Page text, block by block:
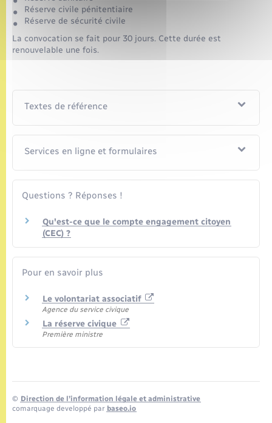
Réserve civile pénitentiaire
Réserve de sécurité civile
La convocation se fait pour 30 jours. Cette durée est
renouvelable une fois.
Textes de référence
Services en ligne et formulaires
Questions ? Réponses !
Qu'est-ce que le compte engagement citoyen
(CEC) ?
Pour en savoir plus
Le volontariat associatif
Agence du service civique
La réserve civique
Première ministre
© Direction de l’information légale et administrative
comarquage developpé par baseo.io